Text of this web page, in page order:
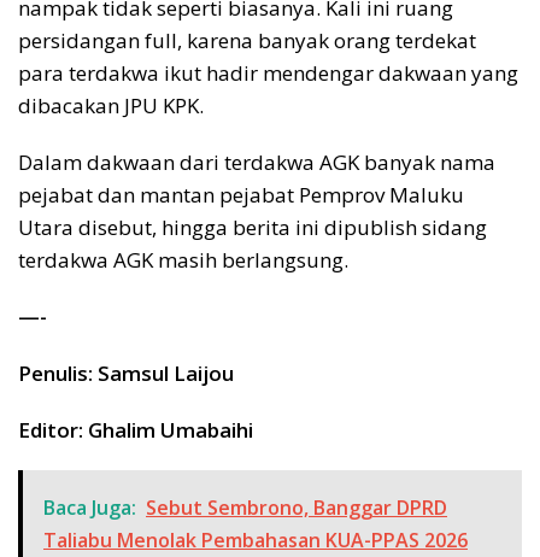
nampak tidak seperti biasanya. Kali ini ruang
persidangan full, karena banyak orang terdekat
para terdakwa ikut hadir mendengar dakwaan yang
dibacakan JPU KPK.
Dalam dakwaan dari terdakwa AGK banyak nama
pejabat dan mantan pejabat Pemprov Maluku
Utara disebut, hingga berita ini dipublish sidang
terdakwa AGK masih berlangsung.
—-
Penulis: Samsul Laijou
Editor: Ghalim Umabaihi
Baca Juga: Sebut Sembrono, Banggar DPRD
Taliabu Menolak Pembahasan KUA-PPAS 2026